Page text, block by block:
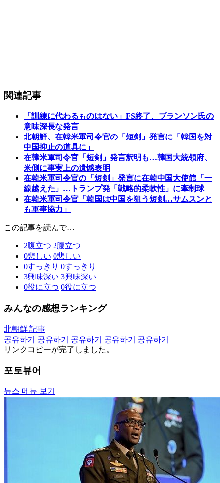
関連記事
「訓練に代わるものはない」FS終了、ブランソン氏の
意味深長な発言
北朝鮮、在韓米軍司令官の「短剣」発言に「韓国を対
中国抑止の道具に」
在韓米軍司令官「短剣」発言釈明も…韓国大統領府、
米側に事実上の遺憾表明
在韓米軍司令官の「短剣」発言に在韓中国大使館「一
線越えた」…トランプ発「戦略的柔軟性」に牽制球
在韓米軍司令官「韓国は中国を狙う短剣…サムスンと
も軍事協力」
この記事を読んで…
2腹立つ 2腹立つ
0悲しい 0悲しい
0すっきり 0すっきり
3興味深い 3興味深い
0役に立つ 0役に立つ
みんなの感想ランキング
北朝鮮 記事
공유하기
공유하기 공유하기 공유하기
공유하기
リンクコピーが完了しました。
포토뷰어
뉴스 메뉴 보기